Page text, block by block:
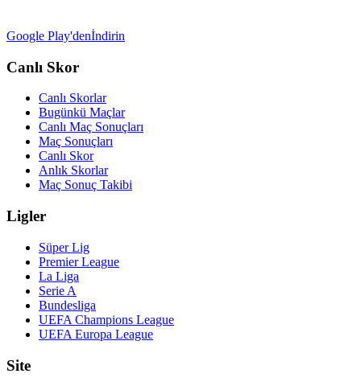
Google Play'denİndirin
Canlı Skor
Canlı Skorlar
Bugünkü Maçlar
Canlı Maç Sonuçları
Maç Sonuçları
Canlı Skor
Anlık Skorlar
Maç Sonuç Takibi
Ligler
Süper Lig
Premier League
La Liga
Serie A
Bundesliga
UEFA Champions League
UEFA Europa League
Site